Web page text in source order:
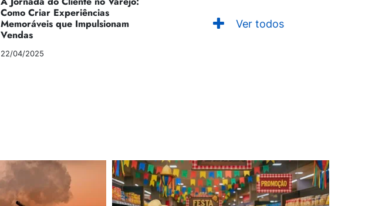
Como Criar Experiências
Memoráveis que Impulsionam
Vendas
22/04/2025
Ver todos